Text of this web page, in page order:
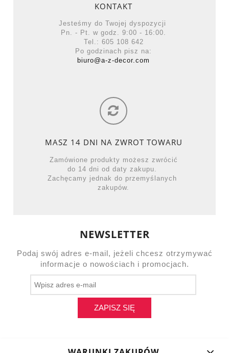
KONTAKT
Jesteśmy do Twojej dyspozycji
Pn. - Pt. w godz. 9:00 - 16:00.
Tel.: 605 108 642
Po godzinach pisz na:
biuro@a-z-decor.com
MASZ 14 DNI NA ZWROT TOWARU
Zamówione produkty możesz zwrócić
do 14 dni od daty zakupu.
Zachęcamy jednak do przemyślanych
zakupów.
NEWSLETTER
Podaj swój adres e-mail, jeżeli chcesz otrzymywać
informacje o nowościach i promocjach.
ZAPISZ SIĘ